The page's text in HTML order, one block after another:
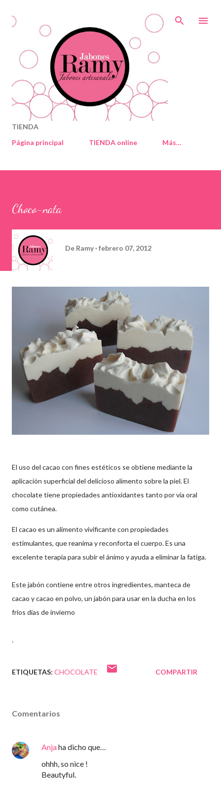
TIENDA
Página principal
TIENDA online Más…
Choco-nata
De Ramy febrero 07, 2012
El uso del cacao con fines estéticos se obtiene mediante la
aplicación superficial del delicioso alimento sobre la piel. El
chocolate tiene propiedades antioxidantes tanto por vía oral
como cutánea.
El cacao es un alimento vivificante con propiedades
estimulantes, que reanima y reconforta el cuerpo. Es una
excelente terapia para subir el ánimo y ayuda a eliminar la fatiga.
Este jabón contiene entre otros ingredientes, manteca de
cacao y cacao en polvo, un jabón para usar en la ducha en los
fríos días de invierno
.
ETIQUETAS: CHOCOLATE COMPARTIR
Comentarios
Anjaha dicho que…
ohhh, so nice !
Beautyful.